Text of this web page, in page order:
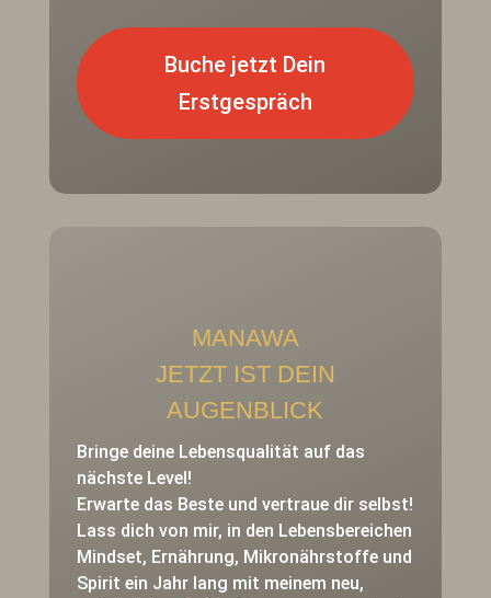
Buche jetzt Dein
Erstgespräch
MANAWA
JETZT IST DEIN
AUGENBLICK
Bringe deine Lebensqualität auf das
nächste Level!
Erwarte das Beste und vertraue dir selbst!
Lass dich von mir, in den Lebensbereichen
Mindset, Ernährung, Mikronährstoffe und
Spirit ein Jahr lang mit meinem neu,